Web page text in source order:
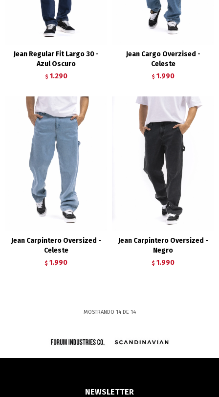
Jean Regular Fit Largo 30 -
Azul Oscuro
$ 1.290
Jean Cargo Overzised -
Celeste
$ 1.990
Jean Carpintero Oversized -
Celeste
$ 1.990
Jean Carpintero Oversized -
Negro
$ 1.990
MOSTRANDO 14DE 14
NEWSLETTER